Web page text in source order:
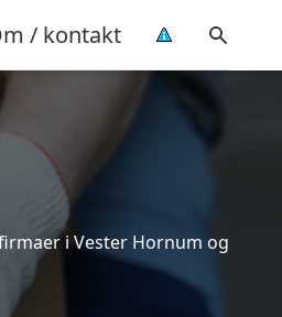
/ kontakt
i Vester Hornum og